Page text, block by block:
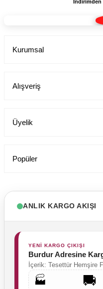
Likrali Pamuklu Kadın Tek
İndirimden
Kurumsal
Alışveriş
Üyelik
Popüler
ANLIK KARGO AKIŞI
YENİ KARGO ÇIKIŞI
Burdur Adresine
İçerik: Tesettür Hemşire
🏭 🚚